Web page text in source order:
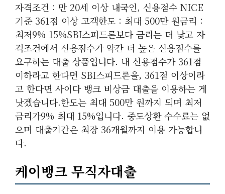
자격조건 : 만 20세 이상 내국인, 신용점수 NICE
기준 361점 이상 고객한도 : 최대 500만 원금리 :
최저9% 15%SBI스피드론보다 금리는 더 낮고 자
격조건에서 신용점수가 약간 더 높은 신용점수를
요구하는 대출 상품입니다. 내 신용점수가 361점
이하라고 한다면 SBI스피드론을, 361점 이상이라
고 한다면 사이다 뱅크 비상금 대출을 이용하는 게
낫겠습니다.한도는 최대 500만 원까지 되며 최저
금리가9% 최대 15%입니다. 중도상환 수수료는 없
으며 대출기간은 최장 36개월까지 이용 가능합니
다.
케이뱅크 무직자대출